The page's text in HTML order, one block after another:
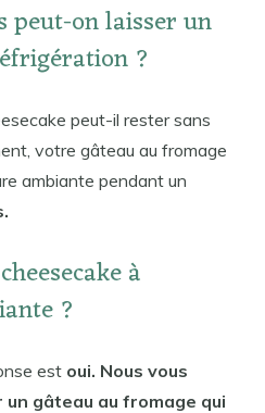
peut-on laisser un
?
peut-il rester sans
votre gâteau au fromage
ambiante pendant un
à
?
est oui. Nous vous
gâteau au fromage qui